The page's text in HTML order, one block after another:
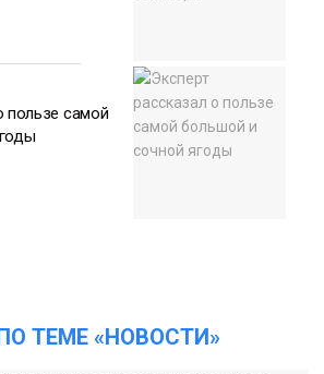
пользе самой
ТЕМЕ «НОВОСТИ»